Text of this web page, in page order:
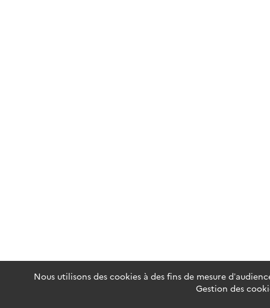
Nous utilisons des cookies à des fins de mesure
Gestion des